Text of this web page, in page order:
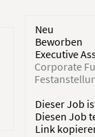
Neu
Beworben
Executive
Corporate
Dieser Job
Diesen Job
Link